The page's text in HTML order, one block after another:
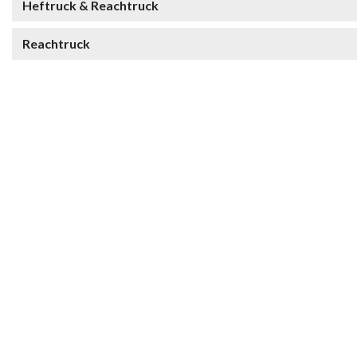
Heftruck & Reachtruck
Reachtruck